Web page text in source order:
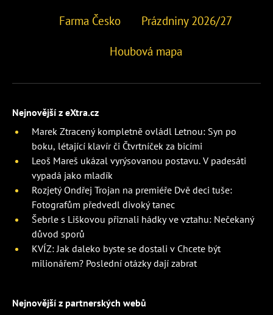
Farma Česko Prázdniny 2026/27
Houbová mapa
Nejnovější z eXtra.cz
Marek Ztracený kompletně ovládl Letnou: Syn po
boku, létající klavír či Čtvrtníček za bicími
Leoš Mareš ukázal vyrýsovanou postavu. V padesáti
vypadá jako mladík
Rozjetý Ondřej Trojan na premiéře Dvě deci tuše:
Fotografům předvedl divoký tanec
Šebrle s Liškovou přiznali hádky ve vztahu: Nečekaný
důvod sporů
KVÍZ: Jak daleko byste se dostali v Chcete být
milionářem? Poslední otázky dají zabrat
Nejnovější z partnerských webů